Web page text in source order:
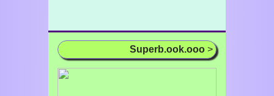
Superb.ook.ooo >